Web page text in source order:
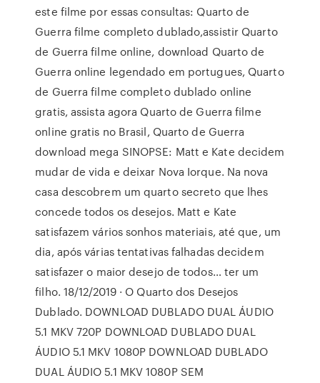
este filme por essas consultas: Quarto de
Guerra filme completo dublado,assistir Quarto
de Guerra filme online, download Quarto de
Guerra online legendado em portugues, Quarto
de Guerra filme completo dublado online
gratis, assista agora Quarto de Guerra filme
online gratis no Brasil, Quarto de Guerra
download mega SINOPSE: Matt e Kate decidem
mudar de vida e deixar Nova Iorque. Na nova
casa descobrem um quarto secreto que lhes
concede todos os desejos. Matt e Kate
satisfazem vários sonhos materiais, até que, um
dia, após várias tentativas falhadas decidem
satisfazer o maior desejo de todos… ter um
filho. 18/12/2019 · O Quarto dos Desejos
Dublado. DOWNLOAD DUBLADO DUAL ÁUDIO
5.1 MKV 720P DOWNLOAD DUBLADO DUAL
ÁUDIO 5.1 MKV 1080P DOWNLOAD DUBLADO
DUAL ÁUDIO 5.1 MKV 1080P SEM